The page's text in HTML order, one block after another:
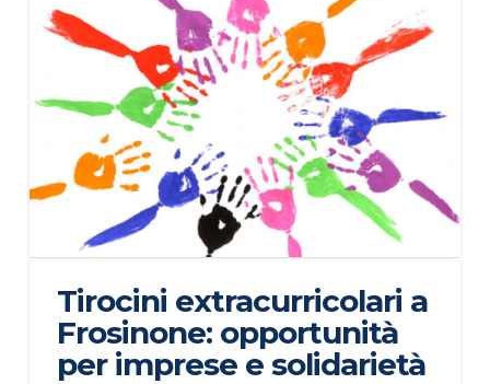
Tirocini extracurricolari a
Frosinone: opportunità
per imprese e solidarietà